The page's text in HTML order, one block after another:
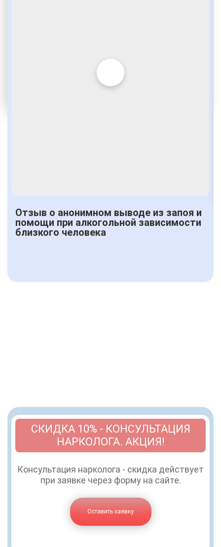
Отзыв о анонимном выводе из запоя и
помощи при алкогольной зависимости
близкого человека
СКИДКА 10% - КОНСУЛЬТАЦИЯ
НАРКОЛОГА. АКЦИЯ!
Консультация нарколога - скидка действует
при заявке через форму на сайте.
Оставить заявку